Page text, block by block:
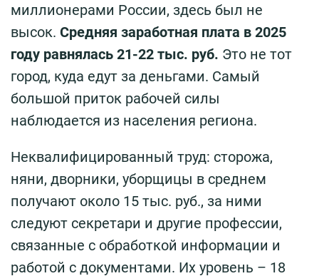
миллионерами России, здесь был не
высок. Средняя заработная плата в 2025
году равнялась 21-22 тыс. руб. Это не тот
город, куда едут за деньгами. Самый
большой приток рабочей силы
наблюдается из населения региона.
Неквалифицированный труд: сторожа,
няни, дворники, уборщицы в среднем
получают около 15 тыс. руб., за ними
следуют секретари и другие профессии,
связанные с обработкой информации и
работой с документами. Их уровень – 18